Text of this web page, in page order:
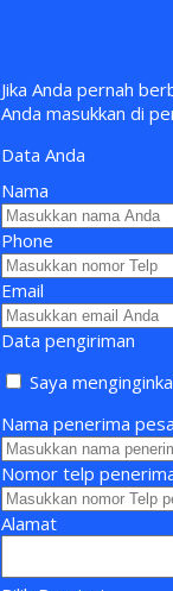
Jika Anda pernah
Anda masukkan di
Data Anda
Nama
Phone
Email
Data pengiriman
Saya
Nama penerima
Nomor telp
Alamat